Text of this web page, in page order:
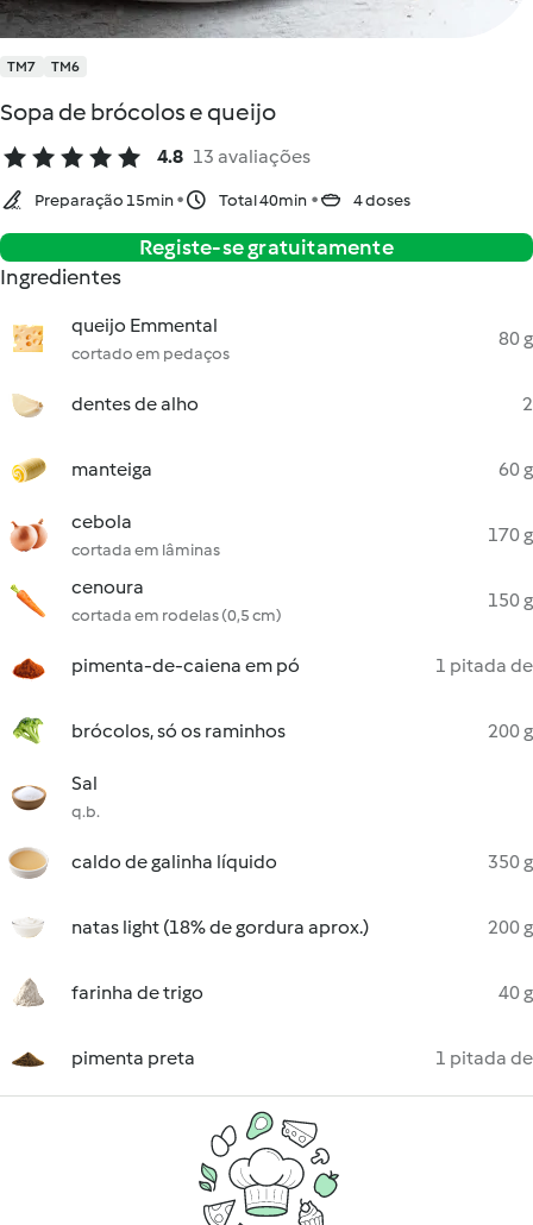
TM7 TM6
Sopa de brócolos e queijo
4.8 13 avaliações
Preparação 15min Total 40min 4 doses
Registe-se gratuitamente
Ingredientes
queijo Emmental
cortado em pedaços
80 g
dentes de alho 2
manteiga 60 g
cebola
cortada em lâminas
170 g
cenoura
cortada em rodelas (0,5 cm)
150 g
pimenta-de-caiena em pó 1 pitada de
brócolos, só os raminhos 200 g
Sal
q.b.
caldo de galinha líquido 350 g
natas light (18% de gordura aprox.) 200 g
farinha de trigo 40 g
pimenta preta 1 pitada de